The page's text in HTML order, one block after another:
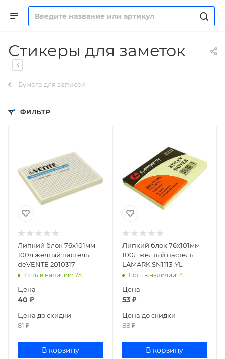
Стикеры для заметок
3
Бумага для записей
ФИЛЬТР
Липкий блок 76х101мм
100л желтый пастель
deVENTE 2010317
Есть в наличии: 75
Цена
40 ₽
Цена до скидки
81₽
В корзину
Липкий блок 76х101мм
100л желтый пастель
LAMARK SN1113-YL
Есть в наличии: 4
Цена
53₽
Цена до скидки
88₽
В корзину